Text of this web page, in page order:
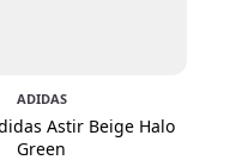
ADIDAS
Astir Beige Halo
Green